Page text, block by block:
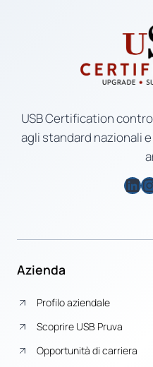
USB Certification
agli standard nazionali
Azienda
Profilo aziendale
Scoprire USB Pruva
Opportunità di carriera